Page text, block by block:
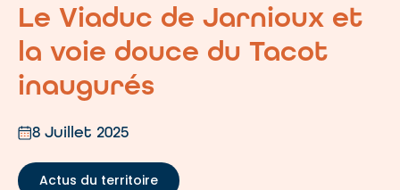
Le Viaduc de Jarnioux et
la voie douce du Tacot
inaugurés
8 Juillet 2025
Actus du territoire